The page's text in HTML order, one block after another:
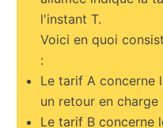
l'instant T.
Voici en quoi
:
Le tarif A concerne
un retour en
Le tarif B concerne